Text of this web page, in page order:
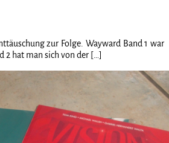
zur Folge. Wayward Band 1 war
2 hat man sich von der […]